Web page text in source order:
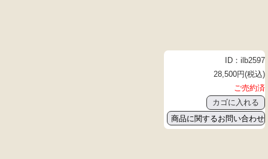
ID：ilb2597
28,500円(税込)
ご売約済
商品に関するお問い合わせ